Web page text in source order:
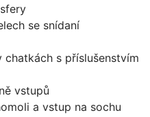
se snídaní
s příslušenstvím
vstupů
a vstup na sochu